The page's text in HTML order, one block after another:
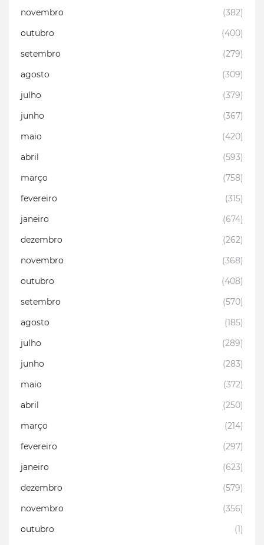
novembro
(382)
outubro
(400)
setembro
(279)
agosto
(309)
julho
(379)
junho
(367)
maio
(420)
abril
(593)
março
(758)
fevereiro
(315)
janeiro
(674)
dezembro
(262)
novembro
(368)
outubro
(408)
setembro
(570)
agosto
(185)
julho
(289)
junho
(283)
maio
(372)
abril
(250)
março
(214)
fevereiro
(297)
janeiro
(623)
dezembro
(579)
novembro
(356)
outubro
(1)